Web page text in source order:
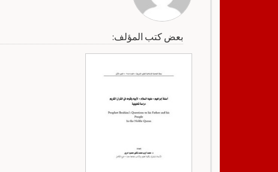
بعض كتب المؤلف: